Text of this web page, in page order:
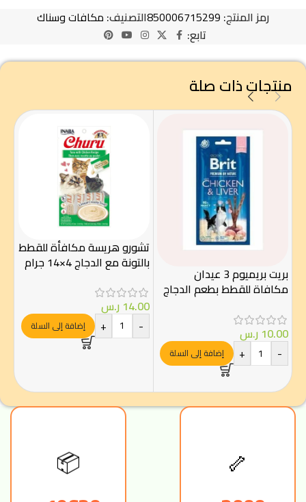
رمز المنتج: 850006715299التصنيف: مكافات وسناك
تابع:
منتجات ذات صلة
بريت بريميوم 3 عيدان
مكافاة للقطط بطعم الدجاج
10.00 ر.س
-
+ إضافة إلى السلة
تشورو هريسة مكافأة للقطط
بالتونة مع الدجاج 4×14 جرام
14.00 ر.س
-
+ إضافة إلى السلة
🦴
📦